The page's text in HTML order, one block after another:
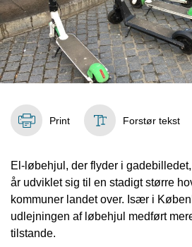
Print Forstør tekst
El-løbehjul, der flyder i
år udviklet sig til en stadigt større
kommuner landet over. Især i
udlejningen af løbehjul medført
tilstande.